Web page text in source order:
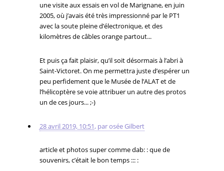
une visite aux essais en vol de Marignane, en juin
2005, où j’avais été très impressionné par le PT1
avec la soute pleine d’électronique, et des
kilomètres de câbles orange partout...
Et puis ça fait plaisir, qu’il soit désormais à l’abri à
Saint-Victoret. On me permettra juste d’espérer un
peu perfidement que le Musée de l’ALAT et de
l’hélicoptère se voie attribuer un autre des protos
un de ces jours... ;-)
28 avril 2019, 10:51, parosée Gilbert
article et photos super comme dab: : que de
souvenirs, c’était le bon temps ::: :